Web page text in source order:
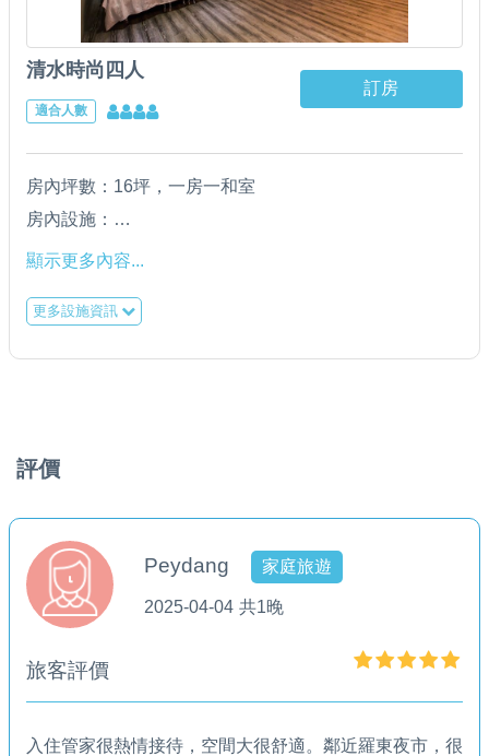
清水時尚四人
適合人數
訂房
房內坪數：16坪，一房一和室
房內設施：
＊五星級老K獨立筒床墊(加大6呎*6.2呎)／羽絨枕 ／ 羽
＊日立分離式變頻冷氣
＊黑松純水 ／ 天仁玄米茶 ／ 老舊金山咖啡包 Swiss
Miss巧克力（兒童限定）
＊盥洗用具--上山採藥(沐浴乳／洗髮精／大小毛巾／牙刷
(男、女)／潤髮乳 ／ 刮鬍刀 ／ 梳子（告知給附）
顯示更多內容...
更多設施資訊
評價
Peydang 家庭旅遊
2025-04-04 共1晚
旅客評價
入住管家很熱情接待，空間大很舒適。鄰近羅東夜市，很